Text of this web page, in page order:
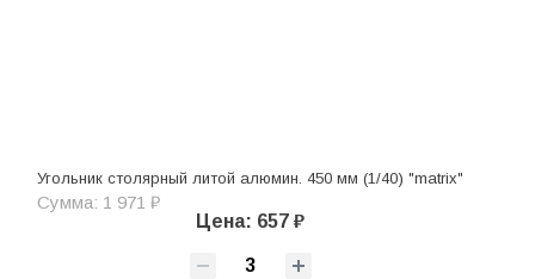
Угольник столярный литой алюмин. 450 мм (1/40) "matrix"
Сумма: 1 971 ₽
Цена: 657 ₽